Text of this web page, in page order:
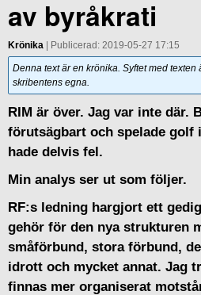
av byråkrati
Krönika | Publicerad: 2019-05-27 17:15
Denna text är en krönika. Syftet med texten
skribentens egna.
RIM är över. Jag var inte där.
förutsägbart och spelade golf
hade delvis fel.
Min analys ser ut som följer.
RF:s ledning hargjort ett
gehör för den nya strukturen
småförbund, stora förbund,
idrott och mycket annat. Jag
finnas mer organiserat